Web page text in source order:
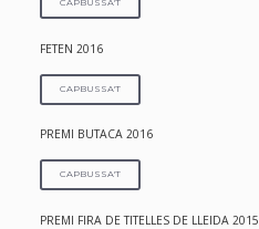
CAPBUSSA'T
FETEN 2016
CAPBUSSA'T
PREMI BUTACA 2016
CAPBUSSA'T
PREMI FIRA DE TITELLES DE LLEIDA 2015